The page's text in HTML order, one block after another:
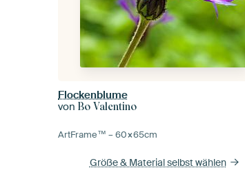
Flockenblume
vonBo Valentino
ArtFrame™ –60×65cm
Größe & Material selbst wählen